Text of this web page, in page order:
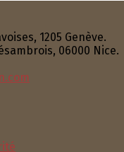
1205 Genève.
06000 Nice.